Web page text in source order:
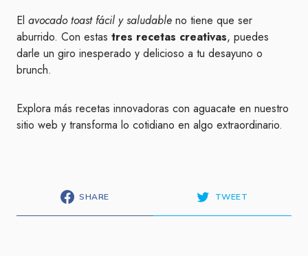
El avocado toast fácil y saludable no tiene que ser
aburrido. Con estas tres recetas creativas, puedes
darle un giro inesperado y delicioso a tu desayuno o
brunch.
Explora más recetas innovadoras con aguacate en nuestro
sitio web y transforma lo cotidiano en algo extraordinario.
SHARE TWEET